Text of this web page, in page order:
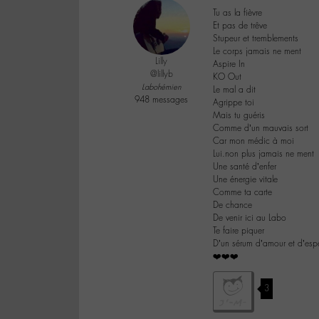
Lilly
@lillyb
Labohémien
948 messages
Tu as la fièvre
Et pas de trêve
Stupeur et tremblements
Le corps jamais ne ment
Aspire In
KO Out
Le mal a dit
Agrippe toi
Mais tu guéris
Comme d’un mauvais sort
Car mon médic à moi
Lui.non plus jamais ne ment
Une santé d’enfer
Une énergie vitale
Comme ta carte
De chance
De venir ici au Labo
Te faire piquer
D’un sérum d’amour et
❤️❤️❤️
3